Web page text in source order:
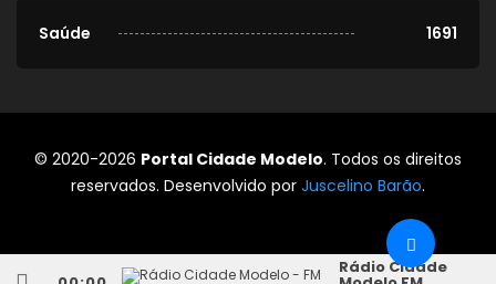
Rádio Cidade
Saúde 1691
© 2020-2026 Portal Cidade Modelo. Todos os direitos
reservados. Desenvolvido por Juscelino Barão.